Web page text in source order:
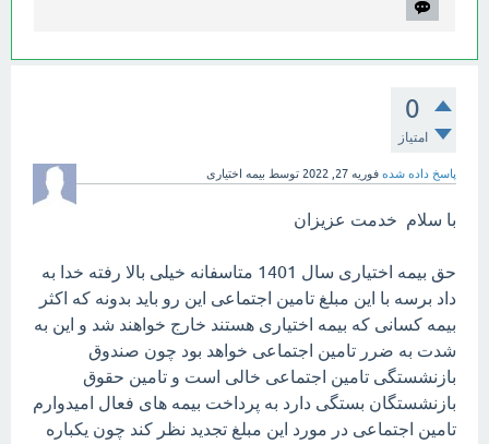
0
امتیاز
پاسخ داده شده فوریه 27, 2022 توسط بیمه اختیاری
با سلام خدمت عزیزان
حق بیمه اختیاری سال 1401 متاسفانه خیلی بالا رفته خدا به
داد برسه با این مبلغ تامین اجتماعی این رو باید بدونه که اکثر
بیمه کسانی که بیمه اختیاری هستند خارج خواهند شد و این به
شدت به ضرر تامین اجتماعی خواهد بود چون صندوق
بازنشستگی تامین اجتماعی خالی است و تامین حقوق
بازنشستگان بستگی دارد به پرداخت بیمه های فعال امیدوارم
تامین اجتماعی در مورد این مبلغ تجدید نظر کند چون یکباره